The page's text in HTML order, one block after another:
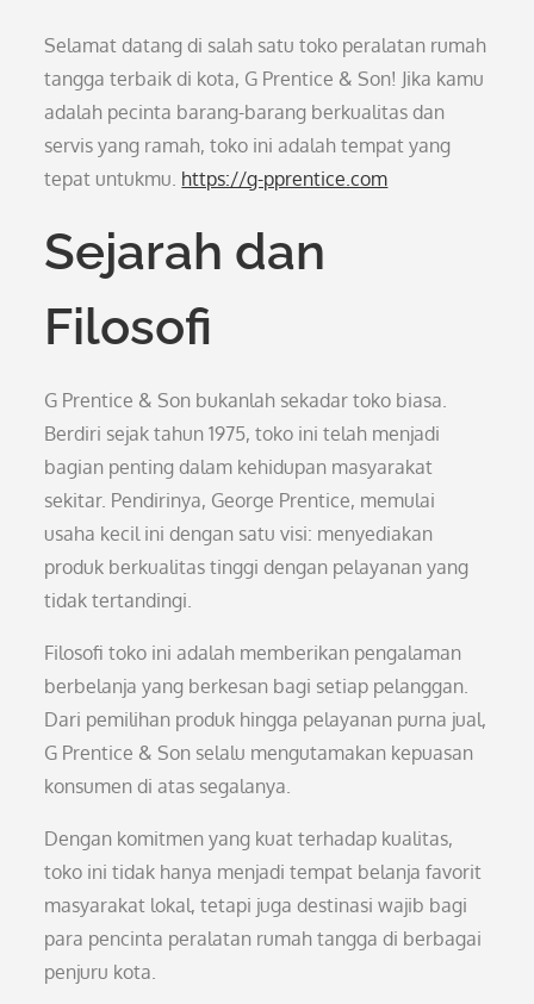
Selamat datang di salah satu toko peralatan rumah
tangga terbaik di kota, G Prentice & Son! Jika kamu
adalah pecinta barang-barang berkualitas dan
servis yang ramah, toko ini adalah tempat yang
tepat untukmu. https://g-pprentice.com
Sejarah dan
Filosofi
G Prentice & Son bukanlah sekadar toko biasa.
Berdiri sejak tahun 1975, toko ini telah menjadi
bagian penting dalam kehidupan masyarakat
sekitar. Pendirinya, George Prentice, memulai
usaha kecil ini dengan satu visi: menyediakan
produk berkualitas tinggi dengan pelayanan yang
tidak tertandingi.
Filosofi toko ini adalah memberikan pengalaman
berbelanja yang berkesan bagi setiap pelanggan.
Dari pemilihan produk hingga pelayanan purna jual,
G Prentice & Son selalu mengutamakan kepuasan
konsumen di atas segalanya.
Dengan komitmen yang kuat terhadap kualitas,
toko ini tidak hanya menjadi tempat belanja favorit
masyarakat lokal, tetapi juga destinasi wajib bagi
para pencinta peralatan rumah tangga di berbagai
penjuru kota.